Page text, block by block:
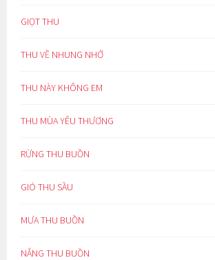
GIỌT THU
THU VỀ NHUNG NHỚ
THU NÀY KHÔNG EM
THU MÙA YÊU THƯƠNG
RỪNG THU BUỒN
GIÓ THU SẦU
MƯA THU BUỒN
NẮNG THU BUỒN